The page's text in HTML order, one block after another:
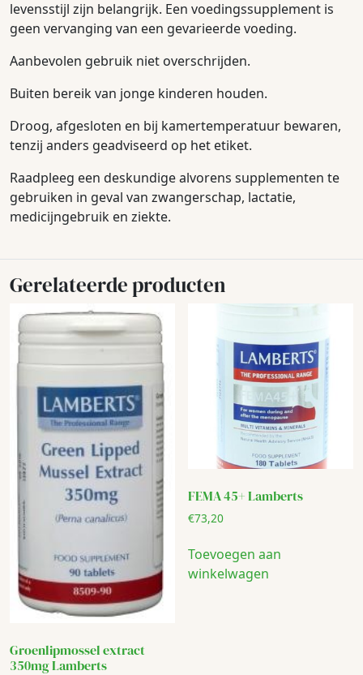
levensstijl zijn belangrijk. Een voedingssupplement is
geen vervanging van een gevarieerde voeding.
Aanbevolen gebruik niet overschrijden.
Buiten bereik van jonge kinderen houden.
Droog, afgesloten en bij kamertemperatuur bewaren,
tenzij anders geadviseerd op het etiket.
Raadpleeg een deskundige alvorens supplementen te
gebruiken in geval van zwangerschap, lactatie,
medicijngebruik en ziekte.
Gerelateerde producten
Groenlipmossel extract
350mg Lamberts
FEMA 45+ Lamberts
€73,20
Toevoegen aan
winkelwagen